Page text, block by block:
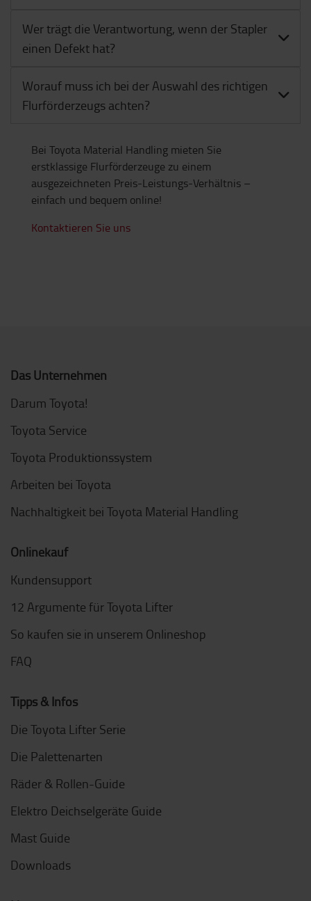
Wer trägt die Verantwortung, wenn der Stapler
einen Defekt hat?
Worauf muss ich bei der Auswahl des richtigen
Flurförderzeugs achten?
Bei Toyota Material Handling mieten Sie
erstklassige Flurförderzeuge zu einem
ausgezeichneten Preis-Leistungs-Verhältnis –
einfach und bequem online!
Kontaktieren Sie uns
Das Unternehmen
Darum Toyota!
Toyota Service
Toyota Produktionssystem
Arbeiten bei Toyota
Nachhaltigkeit bei Toyota Material Handling
Onlinekauf
Kundensupport
12 Argumente für Toyota Lifter
So kaufen sie in unserem Onlineshop
FAQ
Tipps & Infos
Die Toyota Lifter Serie
Die Palettenarten
Räder & Rollen-Guide
Elektro Deichselgeräte Guide
Mast Guide
Downloads